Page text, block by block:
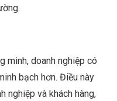
minh, doanh nghiệp có
bạch hơn. Điều này
nghiệp và khách hàng,